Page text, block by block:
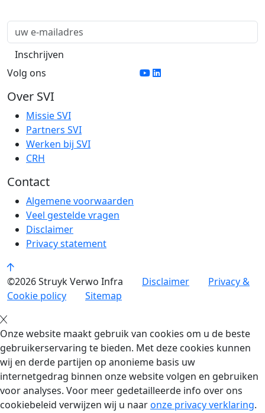
Volg ons
Over SVI
Missie SVI
Partners SVI
Werken bij SVI
CRH
Contact
Algemene voorwaarden
Veel gestelde vragen
Disclaimer
Privacy statement
©2026 Struyk Verwo Infra Disclaimer
Privacy &
Cookie policy
Sitemap
Onze website maakt gebruik van cookies om u de beste
gebruikerservaring te bieden. Met deze cookies kunnen
wij en derde partijen op anonieme basis uw
internetgedrag binnen onze website volgen en gebruiken
voor analyses. Voor meer gedetailleerde info over ons
cookiebeleid verwijzen wij u naaronze privacy verklaring.